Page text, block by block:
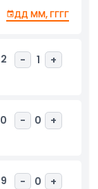
спокойной
видами. Эта
долгие
ДД ММ, ГГГГ
- 1 +
- 0 +
- 0 +